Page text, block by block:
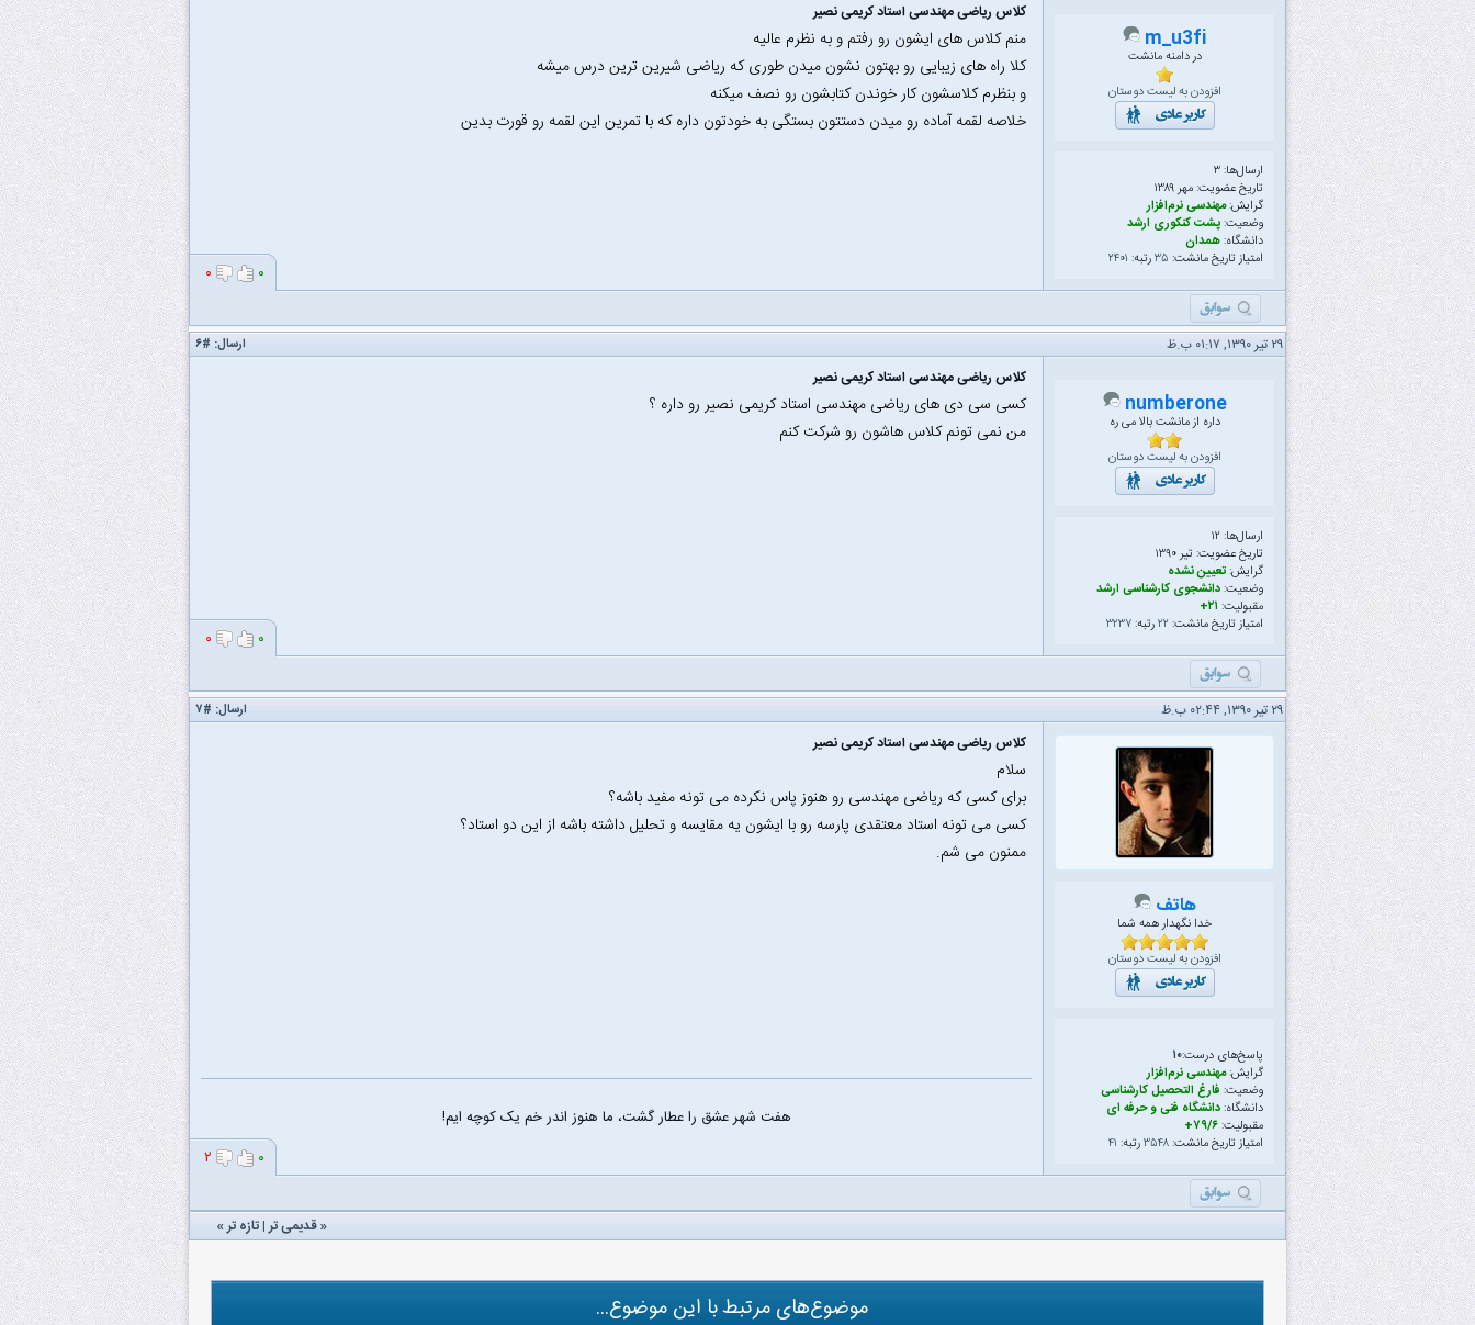
m_u3fi
در دامنه مانشت
افزودن به لیست دوستان
ارسال‌ها: ۳
تاریخ عضویت: مهر ۱۳۸۹
گرایش:مهندسی نرم‌افزار
وضعیت:پشت کنکوری ارشد
دانشگاه:همدان
امتیاز تاریخ مانشت: ۳۵رتبه: ۲۴۰۱
کلاس ریاضی مهندسی استاد کریمی نصیر
منم کلاس های ایشون رو رفتم و به نظرم عالیه
کلا راه های زیبایی رو بهتون نشون میدن طوری که ریاضی شیرین ترین درس میشه
و بنظرم کلاسشون کار خوندن کتابشون رو نصف میکنه
خلاصه لقمه آماده رو میدن دستتون بستگی به خودتون داره که با تمرین این لقمه رو قورت بدین
۰ ۰
ارسال: #۶ ۲۹ تیر ۱۳۹۰, ۰۱:۱۷ ب.ظ
numberone
داره از مانشت بالا می ره
افزودن به لیست دوستان
ارسال‌ها: ۱۲
تاریخ عضویت: تیر ۱۳۹۰
گرایش:تعیین نشده
وضعیت:دانشجوی کارشناسی ارشد
مقبولیت: ۲۱+
امتیاز تاریخ مانشت: ۲۲رتبه:۳۲۳۷
کلاس ریاضی مهندسی استاد کریمی نصیر
کسی سی دی های ریاضی مهندسی استاد کریمی نصیر رو داره ؟
من نمی تونم کلاس هاشون رو شرکت کنم
۰ ۰
ارسال: #۷ ۲۹ تیر ۱۳۹۰, ۰۲:۴۴ ب.ظ
هاتف
خدا نگهدار همه شما
افزودن به لیست دوستان
پاسخ‌های درست:۱۰
گرایش:مهندسی نرم‌افزار
وضعیت: فارغ التحصیل کارشناسی
دانشگاه:دانشگاه فنی و حرفه ای
مقبولیت:۷۹/۶+
امتیاز تاریخ مانشت:۳۵۴۸رتبه: ۴۱
کلاس ریاضی مهندسی استاد کریمی نصیر
سلام
برای کسی که ریاضی مهندسی رو هنوز پاس نکرده می تونه مفید باشه؟
کسی می تونه استاد معتقدی پارسه رو با ایشون یه مقایسه و تحلیل داشته باشه از این دو استاد؟
ممنون می شم.
هفت شهر عشق را عطار گشت، ما هنوز اندر خم یک کوچه ایم!
۰
۲
«قدیمی تر|تازه‌ تر»
موضوع‌های مرتبط با این موضوع...